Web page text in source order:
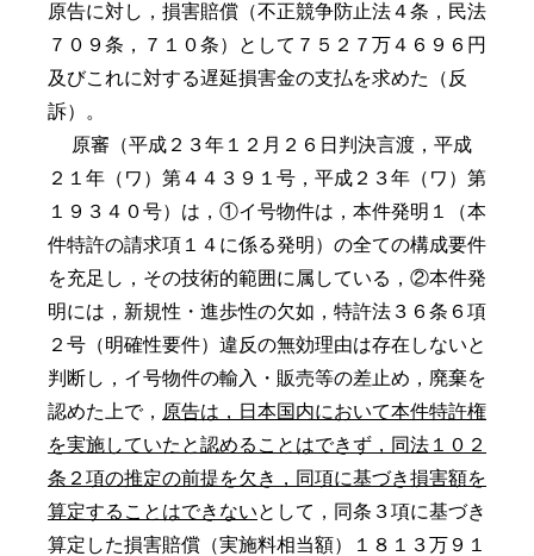
原告に対し，損害賠償（不正競争防止法４条，民法
７０９条，７１０条）として７５２７万４６９６円
及びこれに対する遅延損害金の支払を求めた（反
訴）。
原審（平成２３年１２月２６日判決言渡，平成
２１年（ワ）第４４３９１号，平成２３年（ワ）第
１９３４０号）は，①イ号物件は，本件発明１（本
件特許の請求項１４に係る発明）の全ての構成要件
を充足し，その技術的範囲に属している，②本件発
明には，新規性・進歩性の欠如，特許法３６条６項
２号（明確性要件）違反の無効理由は存在しないと
判断し，イ号物件の輸入・販売等の差止め，廃棄を
認めた上で， 原告は，日本国内において本件特許権
を実施していたと認めることはできず，同法１０２
条２項の推定の前提を欠き，同項に基づき損害額を
算定することはできないとして，同条３項に基づき
算定した損害賠償（実施料相当額）１８１３万９１